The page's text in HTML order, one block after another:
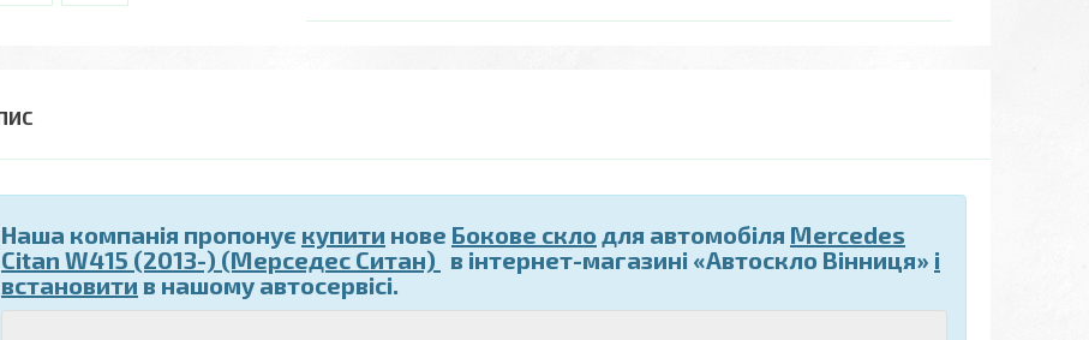
Наша компанія пропонує купити нове Бокове скло для автомобіля Mercedes
Citan W415 (2013-) (Мерседес Ситан) в інтернет-магазині «Автоскло Вінниця» і
встановити в нашому автосервісі.